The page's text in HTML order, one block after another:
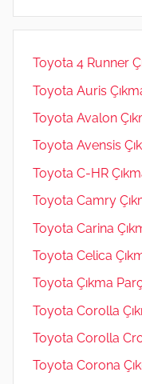
Toyota 4 Runner
Toyota Auris
Toyota Avalon
Toyota Avensis
Toyota C-HR
Toyota Camry
Toyota Carina
Toyota Celica
Toyota Çıkma
Toyota Corolla
Toyota Corolla
Toyota Corona